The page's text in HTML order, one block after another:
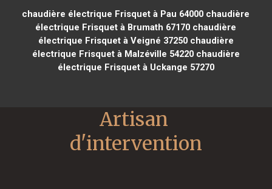
chaudière électrique Frisquet à Pau 64000 chaudière
électrique Frisquet à Brumath 67170 chaudière
électrique Frisquet à Veigné 37250chaudière
électrique Frisquet à Malzéville 54220chaudière
électrique Frisquet à Uckange 57270
Artisan
d'intervention